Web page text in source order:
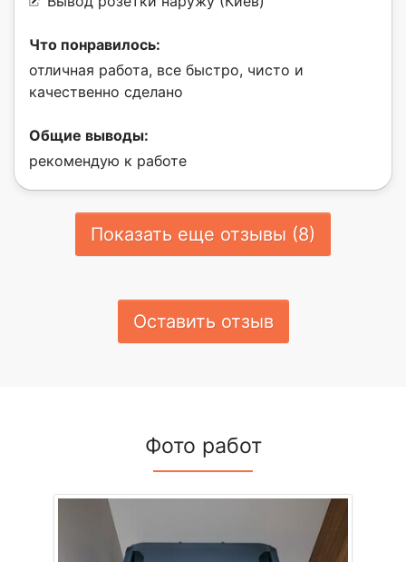
Что понравилось:
отличная работа, все быстро, чисто и
качественно сделано
Общие выводы:
рекомендую к работе
Показать еще отзывы (8)
Оставить отзыв
Фото работ